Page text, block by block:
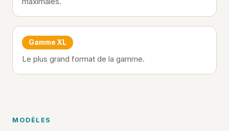
Gamme XL
Le plus grand format de la gamme.
MODÈLES